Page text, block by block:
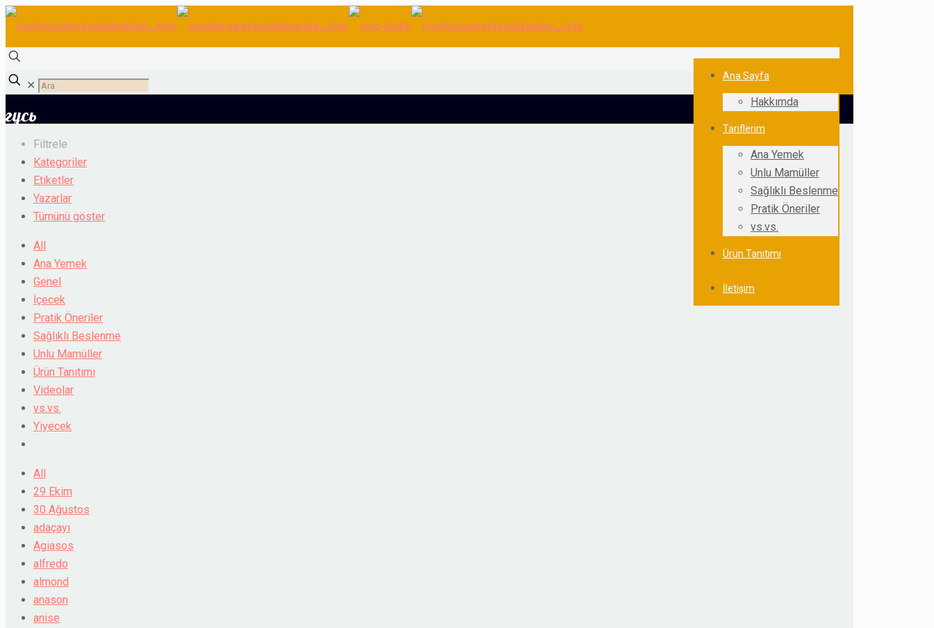
Ana Sayfa
Hakkımda
Tariflerim
Ana Yemek
Unlu Mamüller
Sağlıklı Beslenme
Pratik Öneriler
vs.vs.
Ürün Tanıtımı
İletişim
✕
гусь
Filtrele
Kategoriler
Etiketler
Yazarlar
Tümünü göster
All
Ana Yemek
Genel
İçecek
Pratik Öneriler
Sağlıklı Beslenme
Unlu Mamüller
Ürün Tanıtımı
Videolar
vs.vs.
Yiyecek
All
29 Ekim
30 Ağustos
adaçayı
Agiasos
alfredo
almond
anason
anise